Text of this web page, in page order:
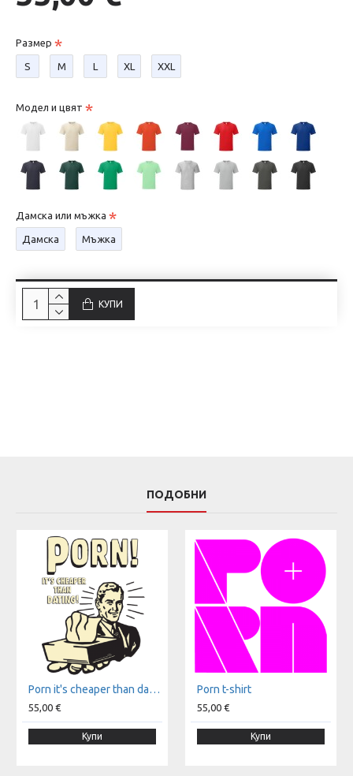
Размер
S М L XL XXL
Модел и цвят
Дамска или мъжка
Дамска Мъжка
КУПИ
ПОДОБНИ
Porn it's cheaper than dating t-shirt
55,00 €
Купи
Porn t-shirt
55,00 €
Купи